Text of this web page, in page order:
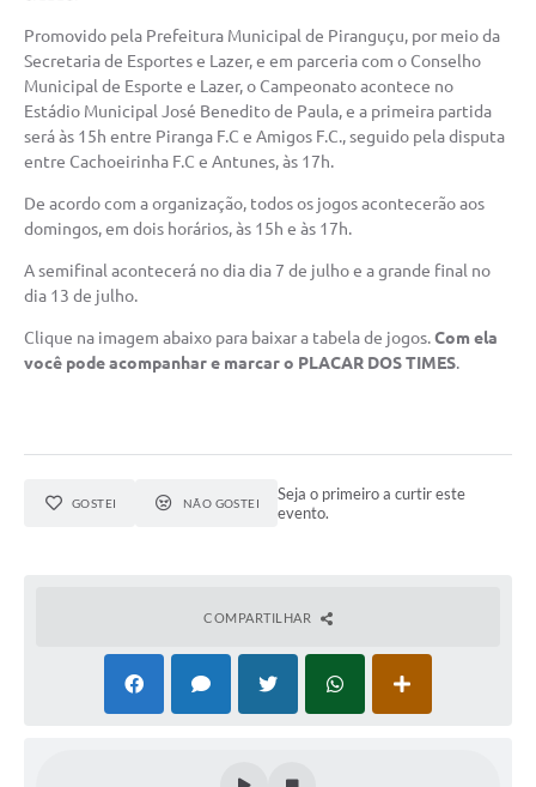
Promovido pela Prefeitura Municipal de Piranguçu, por meio da
Secretaria de Esportes e Lazer, e em parceria com o Conselho
Municipal de Esporte e Lazer, o Campeonato acontece no
Estádio Municipal José Benedito de Paula, e a primeira partida
será às 15h entre Piranga F.C e Amigos F.C., seguido pela disputa
entre Cachoeirinha F.C e Antunes, às 17h.
De acordo com a organização, todos os jogos acontecerão aos
domingos, em dois horários, às 15h e às 17h.
A semifinal acontecerá no dia dia 7 de julho e a grande final no
dia 13 de julho.
Clique na imagem abaixo para baixar a tabela de jogos.Com ela
você pode acompanhar e marcaro PLACAR DOS TIMES.
GOSTEI NÃO GOSTEI
Seja o primeiro a curtir este
evento.
COMPARTILHAR